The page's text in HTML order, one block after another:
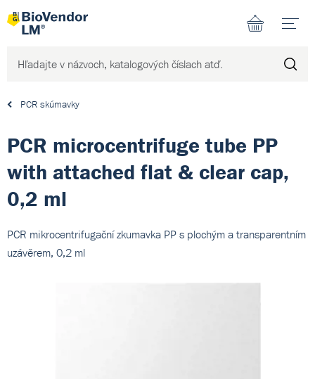
PCR skúmavky
PCR microcentrifuge tube PP
with attached flat & clear cap,
0,2 ml
PCR mikrocentrifugační zkumavka PP s plochým a transparentním
uzávěrem, 0,2 ml